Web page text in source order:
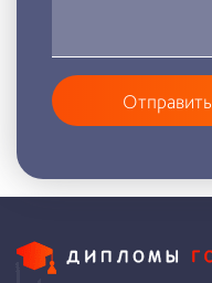
Отправить